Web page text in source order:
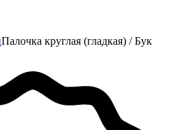
Палочка круглая (гладкая) / Бук